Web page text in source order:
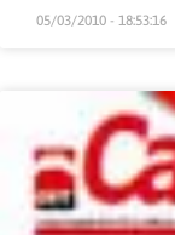
05/03/2010 - 18:53:16